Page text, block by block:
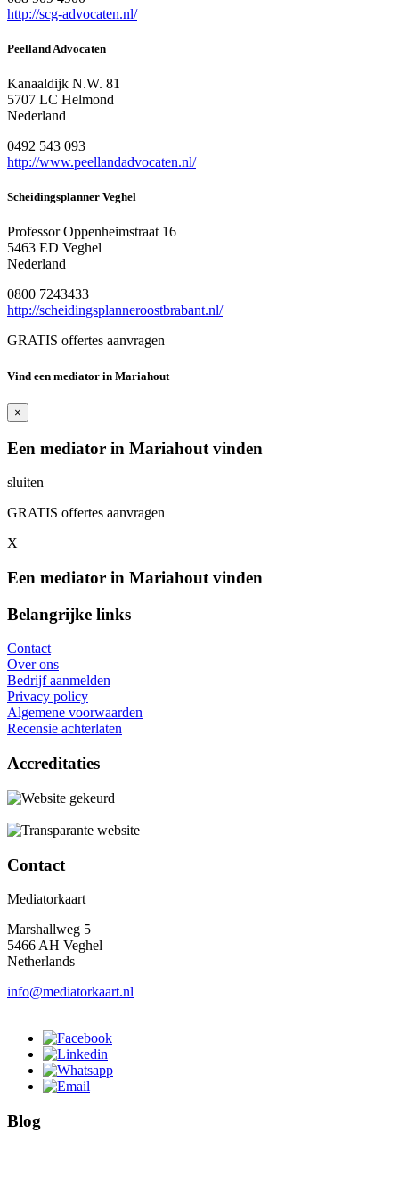
http://scg-advocaten.nl/
Peelland Advocaten
Kanaaldijk N.W. 81
5707 LC Helmond
Nederland
0492 543 093
http://www.peellandadvocaten.nl/
Scheidingsplanner Veghel
Professor Oppenheimstraat 16
5463 ED Veghel
Nederland
0800 7243433
http://scheidingsplanneroostbrabant.nl/
GRATIS offertes aanvragen
Vind een mediator in Mariahout
×
Een mediator in Mariahout vinden
sluiten
GRATIS offertes aanvragen
X
Een mediator in Mariahout vinden
Belangrijke links
Contact
Over ons
Bedrijf aanmelden
Privacy policy
Algemene voorwaarden
Recensie achterlaten
Accreditaties
Contact
Mediatorkaart
Marshallweg 5
5466 AH Veghel
Netherlands
info@mediatorkaart.nl
Blog